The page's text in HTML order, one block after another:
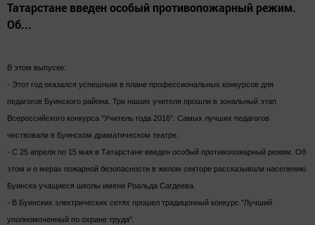
Татарстане введен особый противопожарный режим.
Об...
В этом выпуске:
- Этот год оказался успешным в плане профессиональных конкурсов для
педагогов Буинского района. Три наших учителя прошли в зональный этап
Всероссийского конкурса "Учитель года 2016". Самых лучших педагогов
чествовали в Буинском драматическом театре.
- С 25 апреля по 15 мая в Татарстане введен особый противопожарный режим. Об
этом и о мерах пожарной безопасности в жилом секторе рассказывали населению
Буинска учащиеся школы имени Роальда Сагдеева.
- В Буинских электрических сетях прошел традицонный конкурс "Лучший
уполномоченный по охране труда".